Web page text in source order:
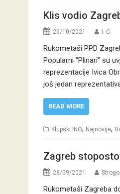
Klis vodio
29/10/2021 I. Ć.
Rukometaši PPD
Popularni “Plinari” su
reprezentacije Ivica
još jedan
READ MORE
Klupski INO, Najnovije,
Zagreb
28/09/2021
Rukometaši Zagreba